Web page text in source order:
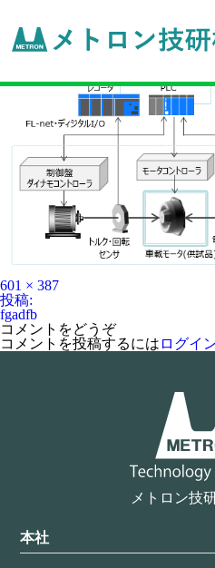
フ
ル
サ
イ
ズ
601 × 387
投
稿
ナ
ビ
投稿:
fgadfb
コメントをどうぞ
コメントを投稿するには ログイ
メトロン技
本社